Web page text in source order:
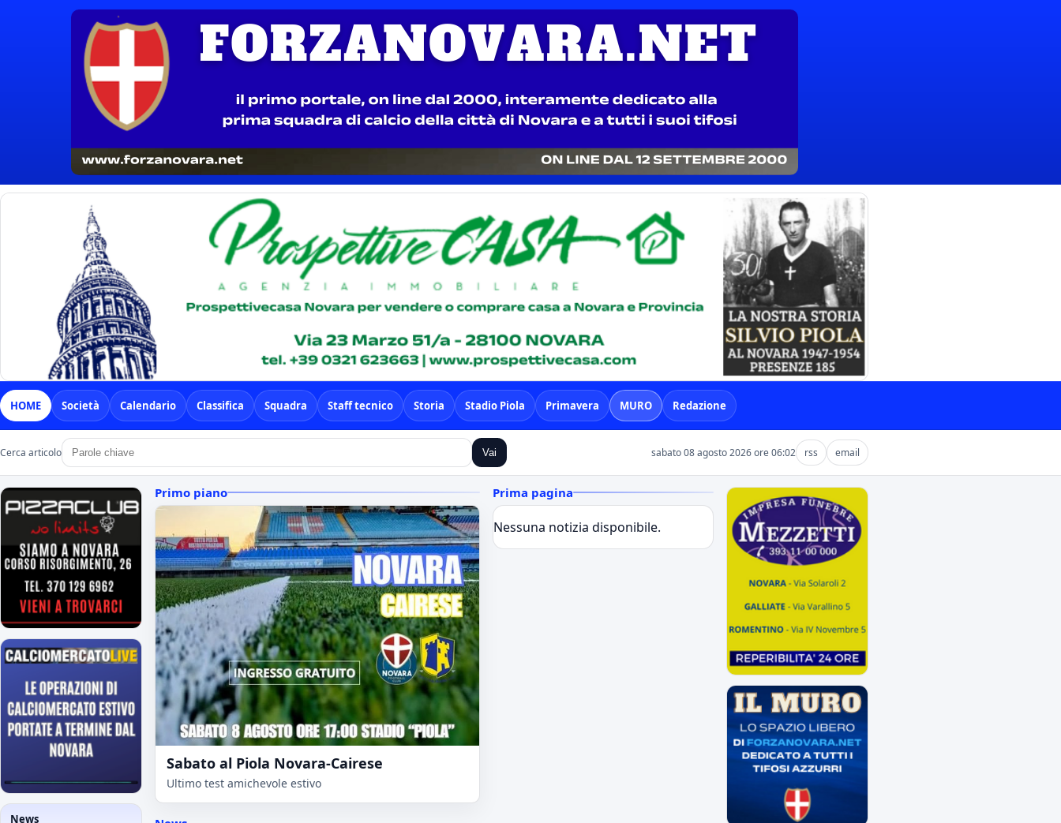
HOME Società Calendario Classifica Squadra Staff tecnico Storia Stadio Piola Primavera MURO Redazione
Cerca articolo Vai sabato 08 agosto 2026 ore 06:02 rss email
News
Primo piano
Sabato al Piola Novara-Cairese
Ultimo test amichevole estivo
Prima pagina
Nessuna notizia disponibile.